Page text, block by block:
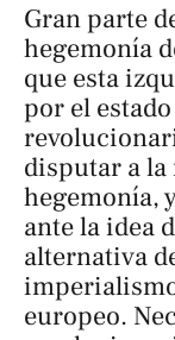
Gran parte
hegemonía
que esta
por el
disputar a
hegemonía,
ante la idea
alternativa
europeo.